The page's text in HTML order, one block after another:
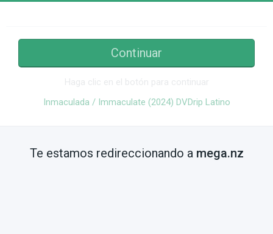
Continuar
Haga clic en el botón para continuar
Inmaculada / Immaculate (2024) DVDrip Latino
Te estamos redireccionando a mega.nz